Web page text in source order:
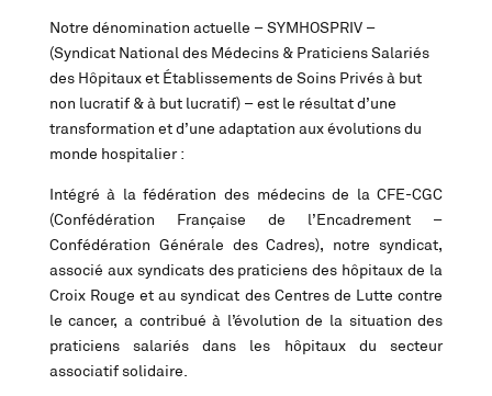
Notre dénomination actuelle – SYMHOSPRIV –
(Syndicat National des Médecins & Praticiens Salariés
des Hôpitaux et Établissements de Soins Privés à but
non lucratif & à but lucratif) – est le résultat d’une
transformation et d’une adaptation aux évolutions du
monde hospitalier :
Intégré à la fédération des médecins de la CFE-CGC
(Confédération Française de l’Encadrement –
Confédération Générale des Cadres), notre syndicat,
associé aux syndicats des praticiens des hôpitaux de la
Croix Rouge et au syndicat des Centres de Lutte contre
le cancer, a contribué à l’évolution de la situation des
praticiens salariés dans les hôpitaux du secteur
associatif solidaire.